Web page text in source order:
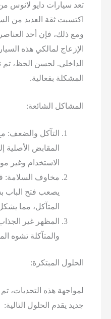
سيارات دايو لانوس من السيارات
ثقة العديد من السائقين على
ذلك، فإن أحد العناصر التي
لمالكي هذه السيارات هو
لحسن الحظ، تم تطوير حل
بفعالية.
الشائعة:
التآكل والضعف: مع
المقابض الأصلية إلى
الاستخدام وغير موثوقة.
مخاوف السلامة: في حالات
يصعب فتح الباب بسرعة
المتآكل، مما يشكل خطرًا
المظهر غير الجذاب: المقابض
والمتآكلة تشوه المظهر
المبتكرة:
هذه التحديات، تم تصميم
يقدم الحلول التالية: